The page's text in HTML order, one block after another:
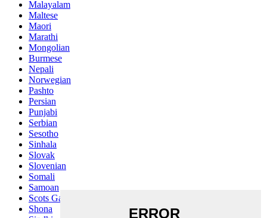
Malayalam
Maltese
Maori
Marathi
Mongolian
Burmese
Nepali
Norwegian
Pashto
Persian
Punjabi
Serbian
Sesotho
Sinhala
Slovak
Slovenian
Somali
Samoan
Scots Gaelic
Shona